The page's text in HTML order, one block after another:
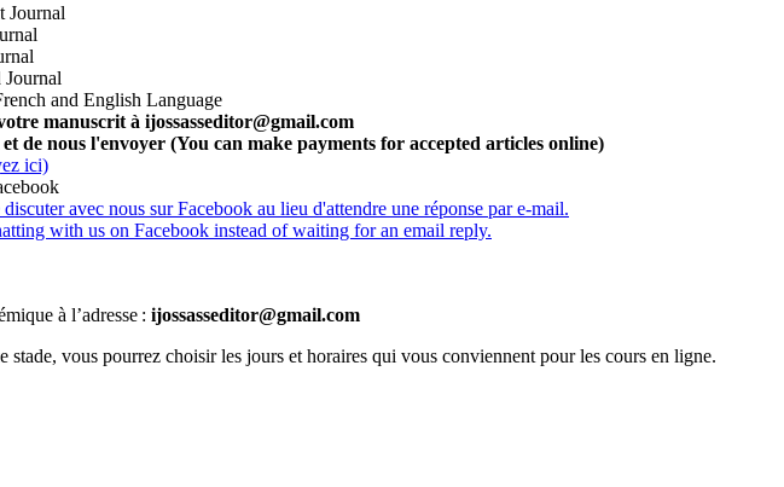
Journal
Journal
and English Language
manuscrit à ijossasseditor@gmail.com
de nous l'envoyer (You can make payments for accepted articles online)
ici)
avec nous sur Facebook au lieu d'attendre une réponse par e-mail.
with us on Facebook instead of waiting for an email reply.
à l’adresse : ijossasseditor@gmail.com
vous pourrez choisir les jours et horaires qui vous conviennent pour les cours en ligne.